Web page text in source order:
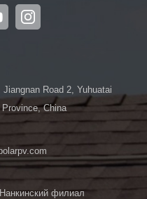
расположенная
Цзянсу, на площади
передовой
Road 2, Yuhuatai
China
филиал